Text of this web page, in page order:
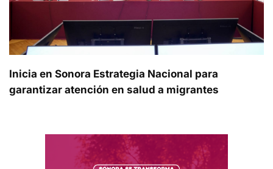
Inicia en Sonora Estrategia Nacional para
garantizar atención en salud a migrantes